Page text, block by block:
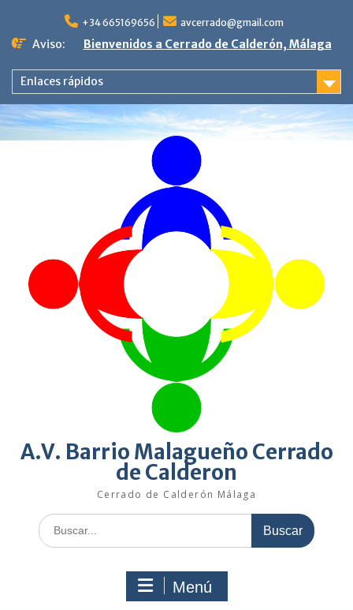
contenido
+34 665169656 avcerrado@gmail.com
Aviso: Bienvenidos a Cerrado de Calderón, Málaga
Enlaces rápidos
A.V. Barrio Malagueño Cerrado
de Calderon
Cerrado de Calderón Málaga
Buscar:
Menú